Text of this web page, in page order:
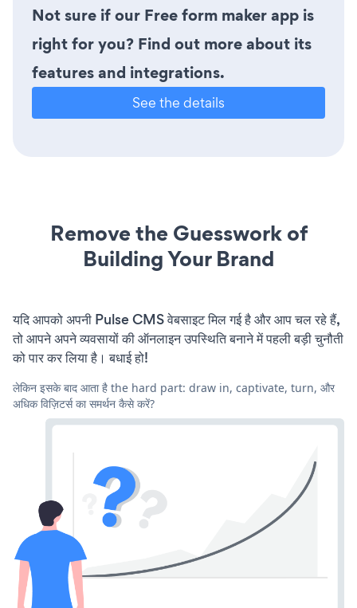
Not sure if our Free form maker app is
right for you? Find out more about its
features and integrations.
See the details
Remove the Guesswork of
Building Your Brand
यदि आपको अपनी Pulse CMS वेबसाइट मिल गई है और आप चल रहे हैं,
तो आपने अपने व्यवसायों की ऑनलाइन उपस्थिति बनाने में पहली बड़ी चुनौती
को पार कर लिया है। बधाई हो!
लेकिन इसके बाद आता है the hard part: draw in, captivate, turn, और
अधिक विज़िटर्स का समर्थन कैसे करें?